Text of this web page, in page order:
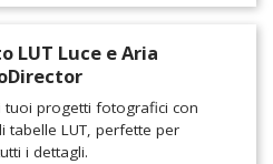
LUT Luce e Aria
tuoi progetti fotografici con
tabelle LUT, perfette per
i dettagli.